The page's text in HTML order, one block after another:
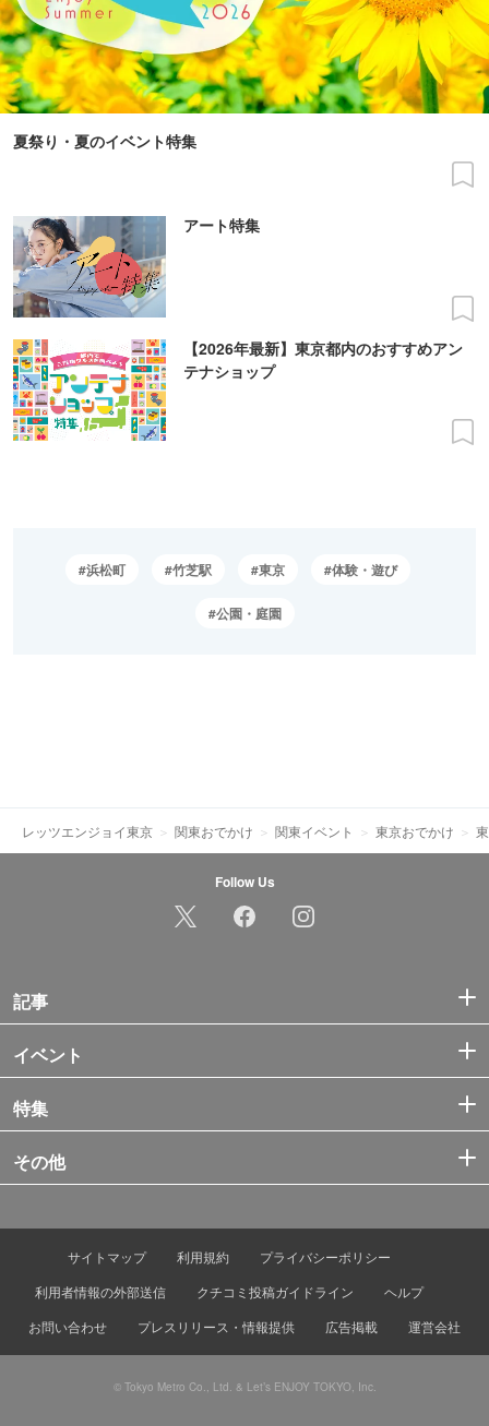
夏祭り・夏のイベント特集
アート特集
【2026年最新】東京都内のおすすめアン
テナショップ
浜松町 竹芝駅 東京 体験・遊び
公園・庭園
レッツエンジョイ東京 関東おでかけ 関東イベント 東京おでかけ
Follow Us
記事
イベント
特集
その他
サイトマップ 利用規約
プライバシーポリシー
利用者情報の外部送信
クチコミ投稿ガイドライン
ヘルプ
お問い合わせ
プレスリリース・情報提供 広告掲載 運営会社
© Tokyo Metro Co., Ltd. & Let’s ENJOY TOKYO, Inc.